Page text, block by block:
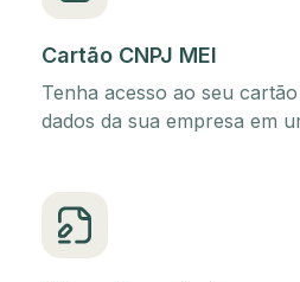
Cartão CNPJ MEI
Tenha acesso ao seu
dados da sua empresa em